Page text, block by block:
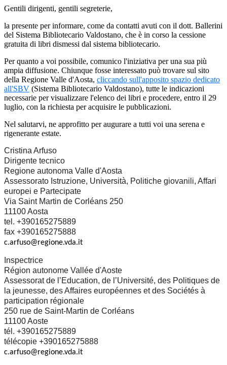
Gentili dirigenti, gentili segreterie,
la presente per informare, come da contatti avuti con il dott. Ballerini
del Sistema Bibliotecario Valdostano, che è in corso la cessione
gratuita di libri dismessi dal sistema bibliotecario.
Per quanto a voi possibile, comunico l'iniziativa per una sua più
ampia diffusione. Chiunque fosse interessato può trovare sul sito
della Regione Valle d'Aosta, cliccando sull'apposito spazio dedicato
all'SBV (Sistema Bibliotecario Valdostano), tutte le indicazioni
necessarie per visualizzare l'elenco dei libri e procedere, entro il 29
luglio, con la richiesta per acquisire le pubblicazioni.
Nel salutarvi, ne approfitto per augurare a tutti voi una serena e
rigenerante estate.
Cristina Arfuso
Dirigente tecnico
Regione autonoma Valle d'Aosta
Assessorato Istruzione, Università, Politiche giovanili, Affari
europei e Partecipate
Via Saint Martin de Corléans 250
11100 Aosta
tel. +390165275889
fax +390165275888
c.arfuso@regione.vda.it
Inspectrice
Région autonome Vallée d'Aoste
Assessorat de l’Education, de l’Université, des Politiques de
la jeunesse, des Affaires européennes et des Sociétés à
participation régionale
250 rue de Saint-Martin de Corléans
11100 Aoste
tél. +390165275889
télécopie +390165275888
c.arfuso@regione.vda.it